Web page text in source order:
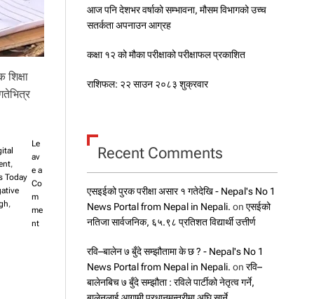
,
Today
,
Le
av
e a
Co
m
me
nto
आज पनि देशभर वर्षाको सम्भावना, मौसम विभागको उच्च
सतर्कता अपनाउन आग्रह
कक्षा १२ को मौका परीक्षाको परीक्षाफल प्रकाशित
राशिफल: २२ साउन २०८३ शुक्रवार
Recent Comments
एसइईको पुरक परीक्षा असार १ गतेदेखि - Nepal's No 1
News Portal from Nepal in Nepali. on एसईको
नतिजा सार्वजनिक, ६५.९८ प्रतिशत विद्यार्थी उत्तीर्ण
रवि–बालेन ७ बुँदे सम्झौतामा के छ ? - Nepal's No 1
News Portal from Nepal in Nepali. on रवि–
बालेनबिच ७ बुँदे सम्झौता : रविले पार्टीको नेतृत्व गर्ने,